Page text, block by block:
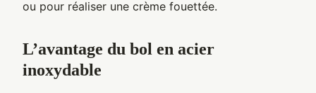
ou pour réaliser une crème fouettée.
L’avantage du bol en acier
inoxydable